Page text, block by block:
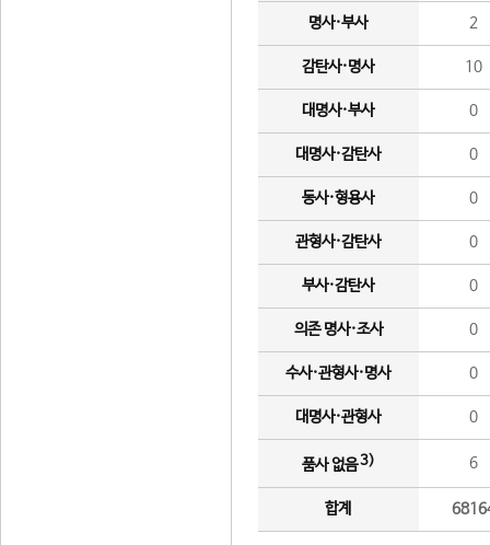
명사·부사 2
감탄사·명사 10
대명사·부사 0
대명사·감탄사 0
동사·형용사 0
관형사·감탄사 0
부사·감탄사 0
의존 명사·조사 0
수사·관형사·명사 0
대명사·관형사 0
품사 없음3) 6
합계